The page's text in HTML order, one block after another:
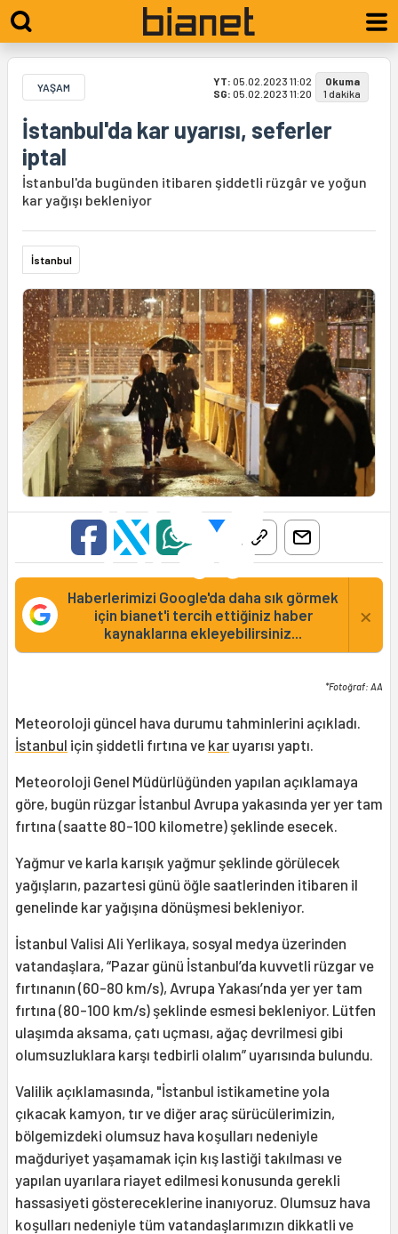
YAŞAM YT: 05.02.2023 11:02
SG: 05.02.2023 11:20
Okuma
1 dakika
İstanbul'da kar uyarısı, seferler
iptal
İstanbul'da bugünden itibaren şiddetli rüzgâr ve yoğun
kar yağışı bekleniyor
İstanbul
Haberlerimizi Google'da daha sık görmek
için bianet'i tercih ettiğiniz haber
kaynaklarına ekleyebilirsiniz...
×
*Fotoğraf: AA
Meteoroloji güncel hava durumu tahminlerini açıkladı.
İstanbul için şiddetli fırtına ve kar uyarısı yaptı.
Meteoroloji Genel Müdürlüğünden yapılan açıklamaya
göre, bugün rüzgar İstanbul Avrupa yakasında yer yer tam
fırtına (saatte 80-100 kilometre) şeklinde esecek.
Yağmur ve karla karışık yağmur şeklinde görülecek
yağışların, pazartesi günü öğle saatlerinden itibaren il
genelinde kar yağışına dönüşmesi bekleniyor.
İstanbul Valisi Ali Yerlikaya, sosyal medya üzerinden
vatandaşlara, “Pazar günü İstanbul’da kuvvetli rüzgar ve
fırtınanın (60-80 km/s), Avrupa Yakası’nda yer yer tam
fırtına (80-100 km/s) şeklinde esmesi bekleniyor. Lütfen
ulaşımda aksama, çatı uçması, ağaç devrilmesi gibi
olumsuzluklara karşı tedbirli olalım” uyarısında bulundu.
Valilik açıklamasında, "İstanbul istikametine yola
çıkacak kamyon, tır ve diğer araç sürücülerimizin,
bölgemizdeki olumsuz hava koşulları nedeniyle
mağduriyet yaşamamak için kış lastiği takılması ve
yapılan uyarılara riayet edilmesi konusunda gerekli
hassasiyeti göstereceklerine inanıyoruz. Olumsuz hava
koşulları nedeniyle tüm vatandaşlarımızın dikkatli ve